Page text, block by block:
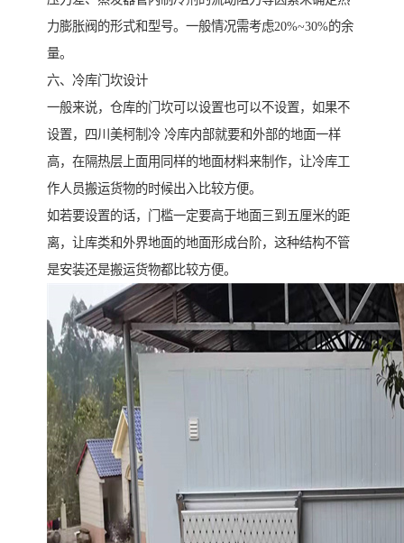
力膨胀阀的形式和型号。一般情况需考虑20%~30%的余
量。
六、冷库门坎设计
一般来说，仓库的门坎可以设置也可以不设置，如果不
设置，四川美柯制冷 冷库内部就要和外部的地面一样
高，在隔热层上面用同样的地面材料来制作，让冷库工
作人员搬运货物的时候出入比较方便。
如若要设置的话，门槛一定要高于地面三到五厘米的距
离，让库类和外界地面的地面形成台阶，这种结构不管
是安装还是搬运货物都比较方便。